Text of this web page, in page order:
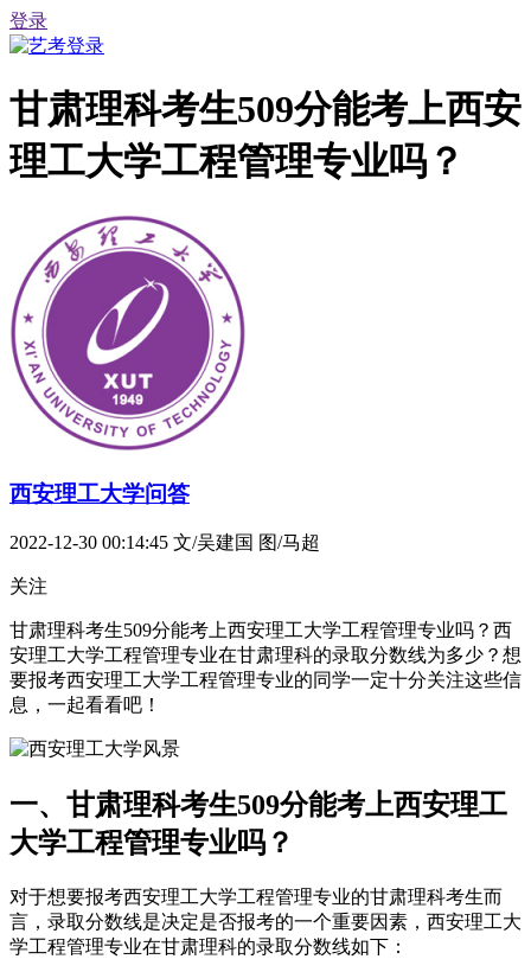
登录
甘肃理科考生509分能考上西安
理工大学工程管理专业吗？
西安理工大学问答
2022-12-30 00:14:45 文/吴建国 图/马超
关注
甘肃理科考生509分能考上西安理工大学工程管理专业吗？西
安理工大学工程管理专业在甘肃理科的录取分数线为多少？想
要报考西安理工大学工程管理专业的同学一定十分关注这些信
息，一起看看吧！
一、甘肃理科考生509分能考上西安理工
大学工程管理专业吗？
对于想要报考西安理工大学工程管理专业的甘肃理科考生而
言，录取分数线是决定是否报考的一个重要因素，西安理工大
学工程管理专业在甘肃理科的录取分数线如下：